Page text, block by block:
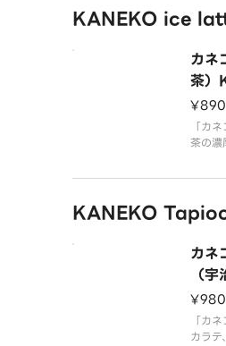
KANEKO ice
カネ
茶
Latte
¥890
「カ
茶の濃
沢な一
KANEKO
カネ
（
¥980
「カ
カラ